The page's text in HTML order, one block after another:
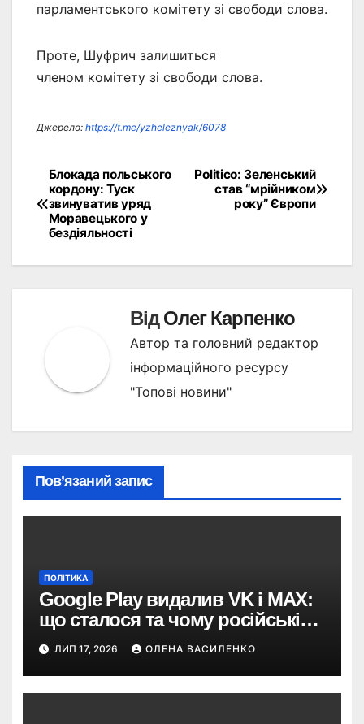
парламентського комітету зі свободи слова.
Проте, Шуфрич залишиться
членом комітету зі свободи слова.
Джерело: https://t.me/yzheleznyak/6078
Навігація
записів
Politico: Зеленський
став “мрійником
року” Європи
Блокада польського
кордону: Туск
звинуватив уряд
Моравецького у
бездіяльності
ВідОлег Карпенко
Автор та головний редактор
інформаційного ресурсу
"Топові новини"
Пов’язаний запис
ПОЛІТИКА
Google Play видалив VK і MAX:
що сталося та чому російські
застосунки зникають із
магазинів
ЛИП 17, 2026 ОЛЕНА ВАСИЛЕНКО